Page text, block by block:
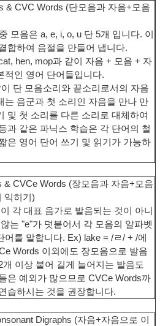
& CVC Words (단모음과 자음+모음
모음은 a, e, i, o, u 단 5개 입니다. 이
합하여 음절을 만들어 냅니다.
hen, mop과 같이 자음 + 모음 + 자
적인 영어 단어들입니다.
단 모음소리와 끝소리로서의 자음
는 음군과 첫 소리인 자음을 만나 만
및 첫 소리를 다른 소리로 대체하여
과 같은 파닉스 학습은 각 단어의 철
은 영어 단어 쓰기 및 읽기가 가능하
& CVCe Words (장모음과 자음+모음
익히기)
각 대표 음가로 발음되는 것이 아니
는 "e"가 덧붙어서 각 모음의 알파벳
어를 말합니다. Ex) lake = /ㄹ/ + /에
Words 이외에도 장모음으로 발음
이상 붙어 길게 늘어지는 발음도
은 예외가 많으므로 CVCe Words까
습하시는 것을 권장합니다.
Digraphs (자음+자음으로 이